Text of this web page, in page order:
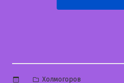
Опубликовано
Холмогоров